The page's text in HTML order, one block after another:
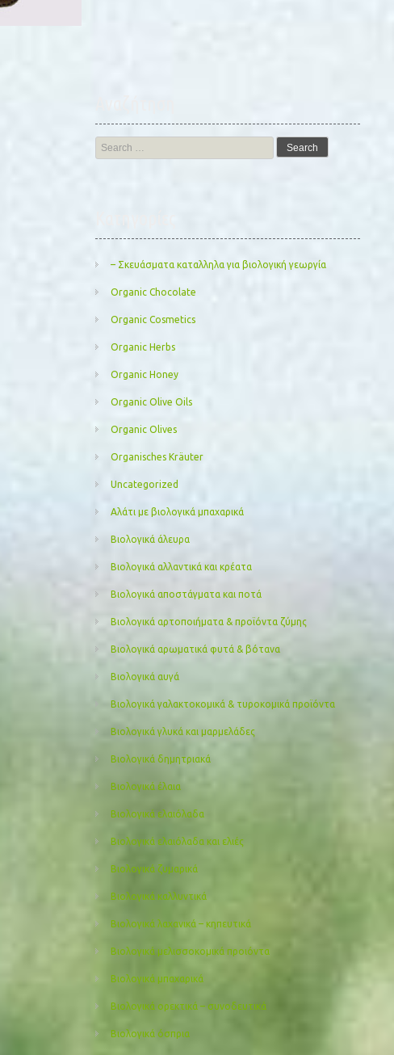
Search
for:
– Σκευάσματα καταλληλα για βιολογική γεωργία
Organic Chocolate
Organic Cosmetics
Organic Herbs
Organic Honey
Organic Olive Oils
Organic Olives
Organisches Kräuter
Uncategorized
Αλάτι με βιολογικά μπαχαρικά
Βιολογικά άλευρα
Βιολογικά αλλαντικά και κρέατα
Βιολογικά αποστάγματα και ποτά
Βιολογικά αρτοποιήματα & προϊόντα ζύμης
Βιολογικά αρωματικά φυτά & βότανα
Βιολογικά αυγά
Βιολογικά γαλακτοκομικά & τυροκομικά προϊόντα
Βιολογικά γλυκά και μαρμελάδες
Βιολογικά δημητριακά
Βιολογικά έλαια
Βιολογικά ελαιόλαδα
Βιολογικά ελαιόλαδα και ελιές
Βιολογικά ζυμαρικά
Βιολογικά καλλυντικά
Βιολογικά λαχανικά – κηπευτικά
Βιολογικά μελισσοκομικά προιόντα
Βιολογικά μπαχαρικά
Βιολογικά ορεκτικά – συνοδευτικά
Βιολογικά όσπρια